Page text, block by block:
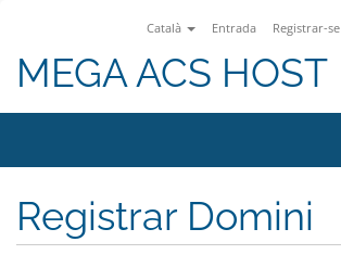
Català Entrada Registrar-se
MEGA ACS HOST
Registrar Domini